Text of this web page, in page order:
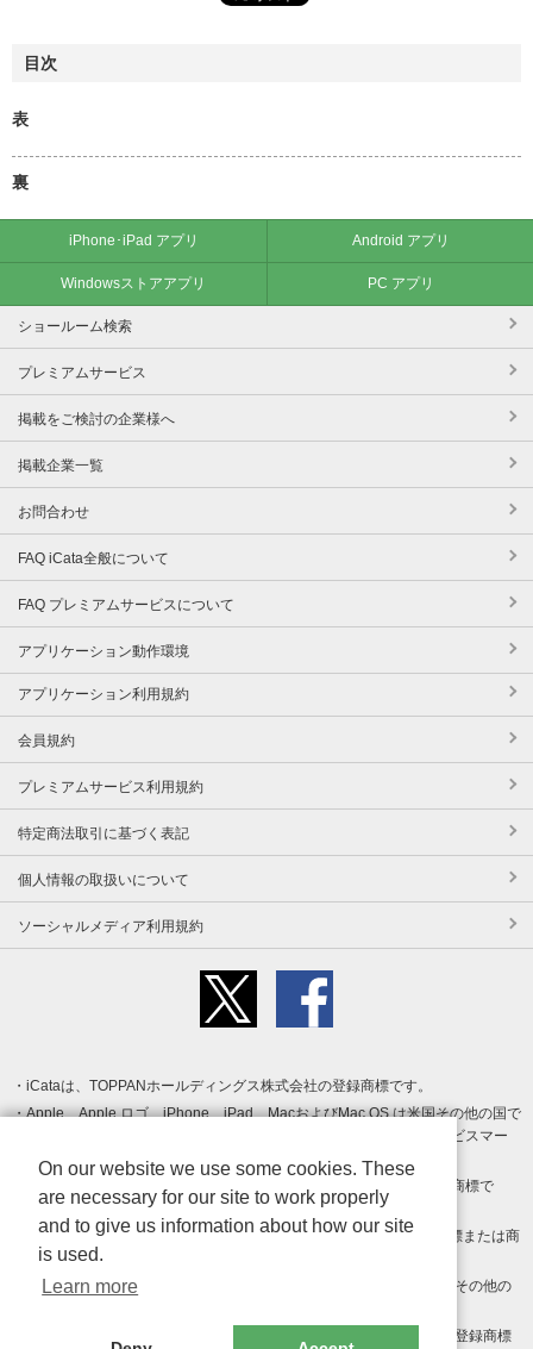
目次
表
裏
iPhone･iPad アプリ Android アプリ
Windowsストアアプリ PC アプリ
ショールーム検索
プレミアムサービス
掲載をご検討の企業様へ
掲載企業一覧
お問合わせ
FAQ iCata全般について
FAQ プレミアムサービスについて
アプリケーション動作環境
アプリケーション利用規約
会員規約
プレミアムサービス利用規約
特定商法取引に基づく表記
個人情報の取扱いについて
ソーシャルメディア利用規約
iCataは、TOPPANホールディングス株式会社の登録商標です。
Apple、Apple ロゴ、iPhone、iPad、MacおよびMac OS は米国その他の国で
登録された Apple Inc. の商標です。App Store は Apple Inc. のサービスマー
クです。
Android、Google Play および Google Play ロゴ は Google LLC の商標で
す。
Windows は Microsoft Inc.の米国およびその他の国における登録商標または商
標です。
Adobe、Adobe Reader、Adobe PDF は、Adobe Inc.の米国およびその他の
その他、記載されている会社名、商品名、ロゴは各社の商標または登録商標
On our website we use some cookies. These
are necessary for our site to work properly
and to give us information about how our site
is used.
Learn more